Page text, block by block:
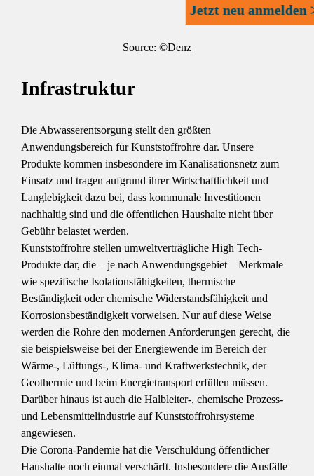
Jetzt neu anmelden
Source: ©Denz
Infrastruktur
Die Abwasserentsorgung stellt den größten
Anwendungsbereich für Kunststoffrohre dar. Unsere
Produkte kommen insbesondere im Kanalisationsnetz zum
Einsatz und tragen aufgrund ihrer Wirtschaftlichkeit und
Langlebigkeit dazu bei, dass kommunale Investitionen
nachhaltig sind und die öffentlichen Haushalte nicht über
Gebühr belastet werden.
Kunststoffrohre stellen umweltverträgliche High Tech-
Produkte dar, die – je nach Anwendungsgebiet – Merkmale
wie spezifische Isolationsfähigkeiten, thermische
Beständigkeit oder chemische Widerstandsfähigkeit und
Korrosionsbeständigkeit vorweisen. Nur auf diese Weise
werden die Rohre den modernen Anforderungen gerecht, die
sie beispielsweise bei der Energiewende im Bereich der
Wärme-, Lüftungs-, Klima- und Kraftwerkstechnik, der
Geothermie und beim Energietransport erfüllen müssen.
Darüber hinaus ist auch die Halbleiter-, chemische Prozess-
und Lebensmittelindustrie auf Kunststoffrohrsysteme
angewiesen.
Die Corona-Pandemie hat die Verschuldung öffentlicher
Haushalte noch einmal verschärft. Insbesondere die Ausfälle